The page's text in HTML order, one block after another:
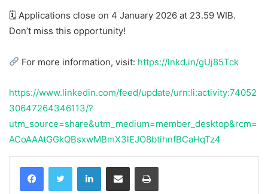
🗓 Applications close on 4 January 2026 at 23.59 WIB.
Don’t miss this opportunity!
For more information, visit: https://lnkd.in/gUj85Tck
https://www.linkedin.com/feed/update/urn:li:activity:74052
30647264346113/?
utm_source=share&utm_medium=member_desktop&rcm=
ACoAAAtGGkQBsxwMBmX3lEJO8btihnfBCaHqTz4
FacebookTwitter LinkedInShare via Email Print